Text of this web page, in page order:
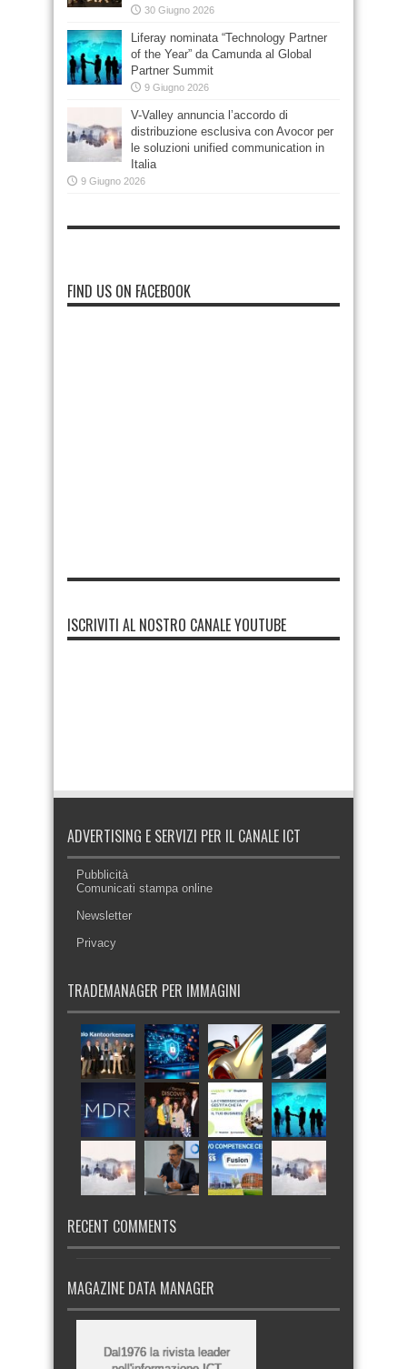
30 Giugno 2026
Liferay nominata “Technology Partner
of the Year” da Camunda al Global
Partner Summit
9 Giugno 2026
V-Valley annuncia l’accordo di
distribuzione esclusiva con Avocor per
le soluzioni unified communication in
Italia
9 Giugno 2026
FIND US ON FACEBOOK
ISCRIVITI AL NOSTRO CANALE YOUTUBE
ADVERTISING E SERVIZI PER IL CANALE ICT
Pubblicità
Comunicati stampa online
Newsletter
Privacy
TRADEMANAGER PER IMMAGINI
RECENT COMMENTS
MAGAZINE DATA MANAGER
Dal1976 la rivista leader